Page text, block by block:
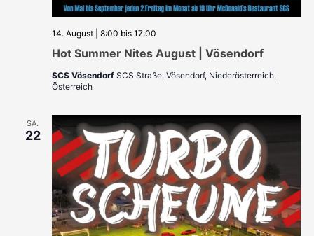
Hot Summer Nites August | Vösendorf
14. August | 8:00 bis 17:00
SCS Vösendorf SCS Straße, Vösendorf, Niederösterreich,
Österreich
SA.
22